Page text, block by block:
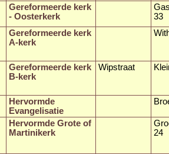
Gereformeerde kerk
- Oosterkerk
33
Gereformeerde kerk
A-kerk
Gereformeerde kerk
B-kerk
Wipstraat
Hervormde
Evangelisatie
Hervormde Grote of
Martinikerk
24